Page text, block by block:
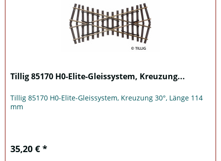
Tillig 85170 H0-Elite-Gleissystem, Kreuzung...
Tillig 85170 H0-Elite-Gleissystem, Kreuzung 30°, Länge 114
mm
35,20 € *